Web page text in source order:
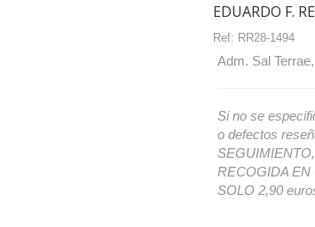
EDUARDO F.
Ref: RR28-1494
Adm. Sal
Si no se
o defectos
RECOGIDA EN
SOLO 2,90